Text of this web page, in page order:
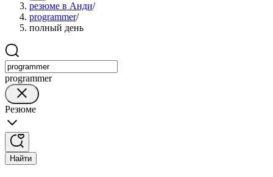
резюме в Анди/
programmer/
полный день
programmer
Резюме
Найти